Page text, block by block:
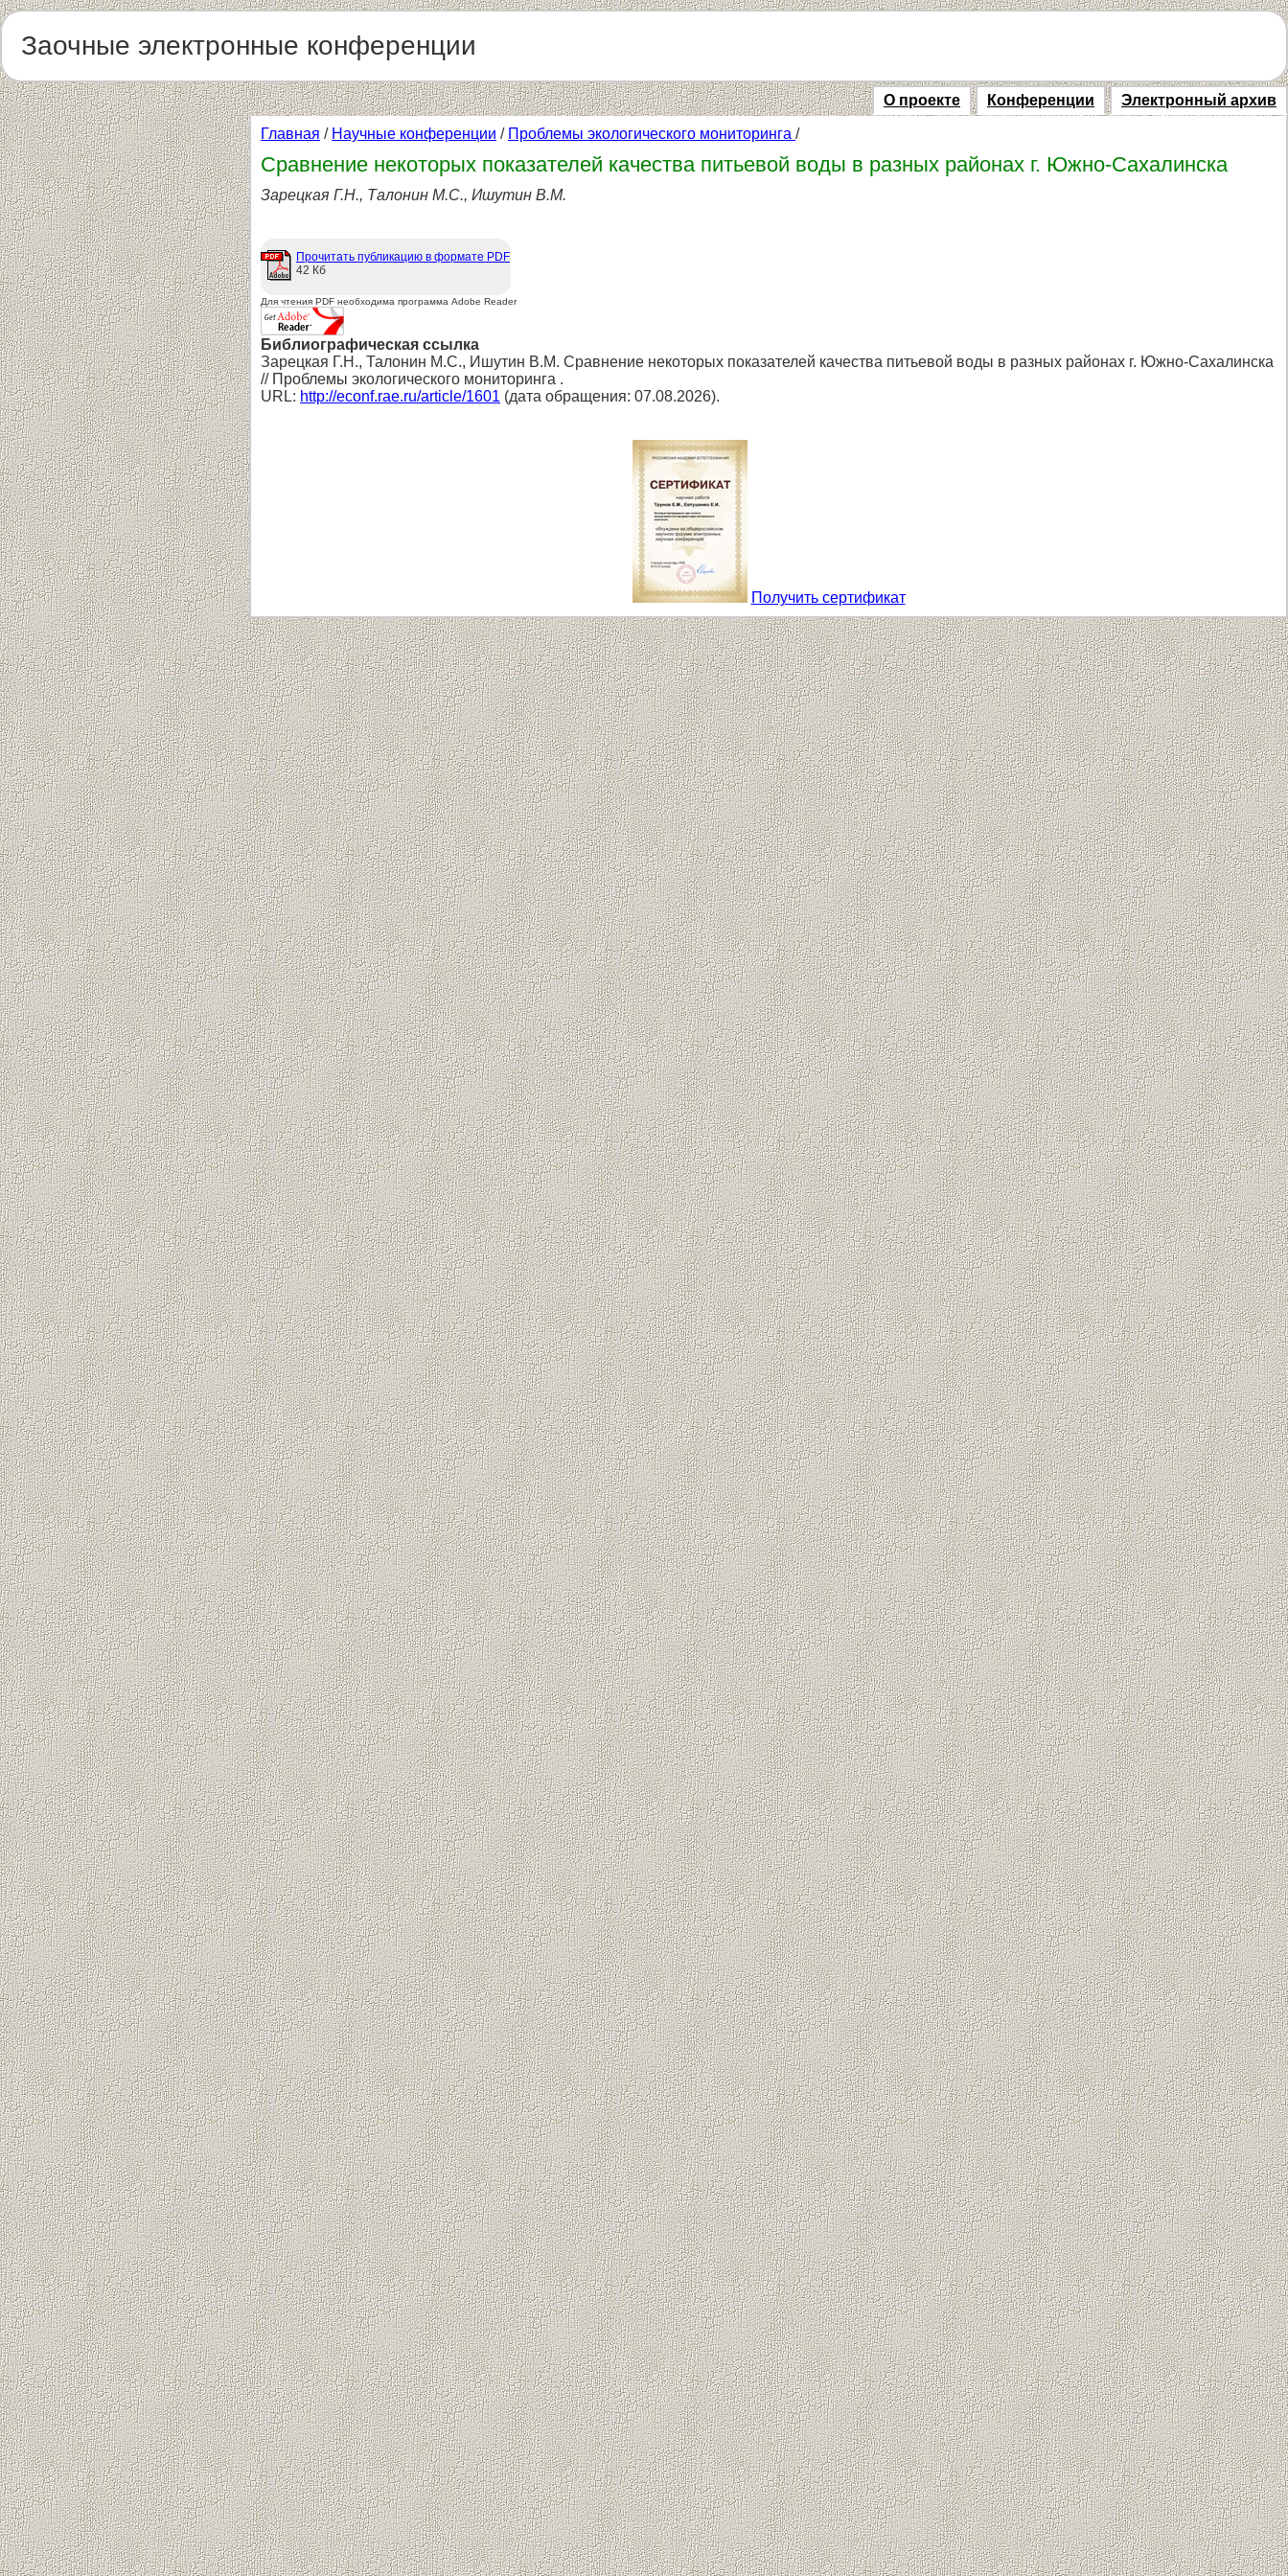
Заочные электронные конференции
О проекте Конференции Электронный архив
Главная / Научные конференции / Проблемы экологического мониторинга /
Сравнение некоторых показателей качества питьевой воды в разных районах г. Южно-Сахалинска
Зарецкая Г.Н., Талонин М.С., Ишутин В.М.
Прочитать публикацию в формате PDF
42 Кб
Для чтения PDF необходима программа Adobe Reader
Библиографическая ссылка
Зарецкая Г.Н., Талонин М.С., Ишутин В.М. Сравнение некоторых показателей качества питьевой воды в разных районах г. Южно-Сахалинска
// Проблемы экологического мониторинга .
URL: http://econf.rae.ru/article/1601 (дата обращения: 07.08.2026).
Получить сертификат